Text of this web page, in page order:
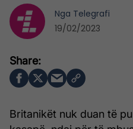
Britanikët nuk duan të
Nga Telegrafi
19/02/2023